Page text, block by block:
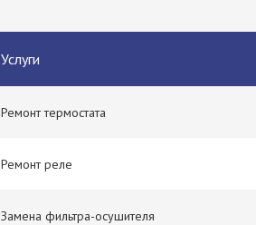
Услуги
Ремонт термостата
Ремонт реле
Замена фильтра-осушителя